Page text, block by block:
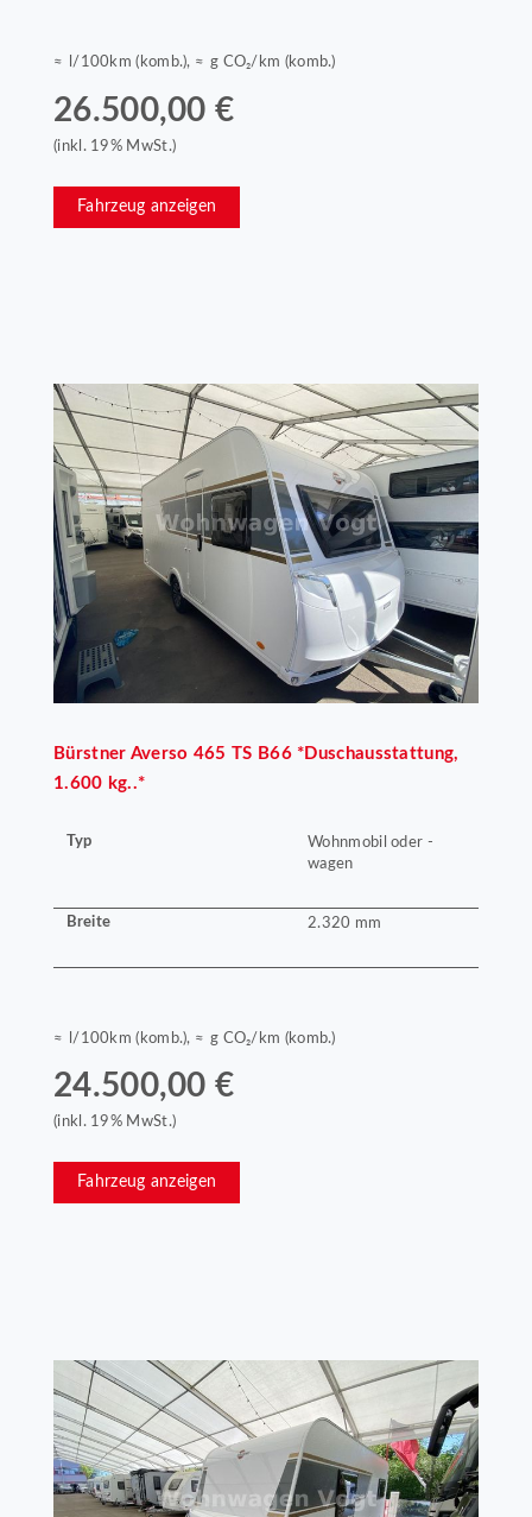
≈ l/100km (komb.), ≈ g CO₂/km (komb.)
26.500,00 €
(inkl. 19% MwSt.)
Fahrzeug anzeigen
Bürstner Averso 465 TS B66 *Duschausstattung,
1.600 kg..*
Typ
Wohnmobil oder -
wagen
Breite 2.320 mm
≈ l/100km (komb.), ≈ g CO₂/km (komb.)
24.500,00 €
(inkl. 19% MwSt.)
Fahrzeug anzeigen